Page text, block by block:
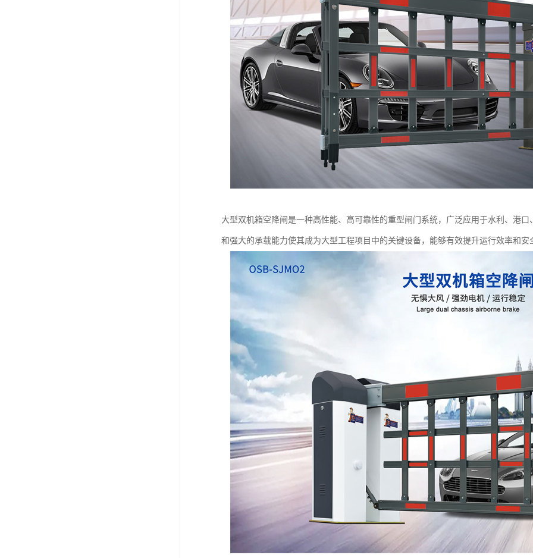
大型双机箱空降闸是一种高性能、高可靠性的重型闸门系统，广泛应用于水利、港
和强大的承载能力使其成为大型工程项目中的关键设备，能够有效提升运行效率和安